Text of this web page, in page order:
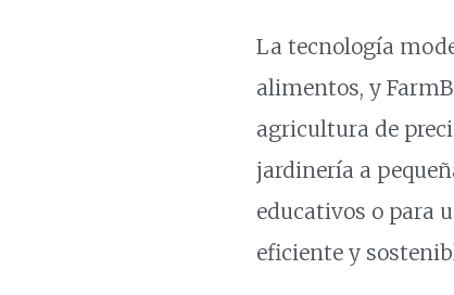
La tecnología
alimentos, y
agricultura de
jardinería a
educativos o para
eficiente y